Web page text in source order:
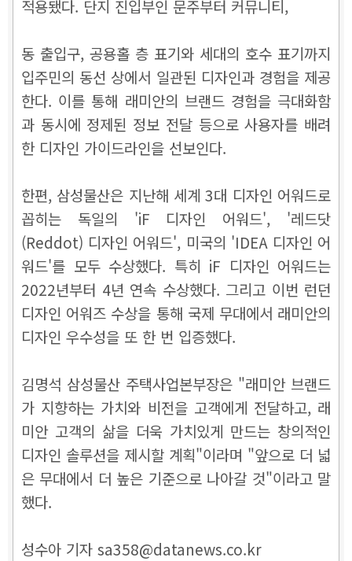
적용됐다. 단지 진입부인 문주부터 커뮤니티,
동 출입구, 공용홀 층 표기와 세대의 호수 표기까지
입주민의 동선 상에서 일관된 디자인과 경험을 제공
한다. 이를 통해 래미안의 브랜드 경험을 극대화함
과 동시에 정제된 정보 전달 등으로 사용자를 배려
한 디자인 가이드라인을 선보인다.
한편, 삼성물산은 지난해 세계 3대 디자인 어워드로
꼽히는 독일의 'iF 디자인 어워드', '레드닷
(Reddot) 디자인 어워드', 미국의 'IDEA 디자인 어
워드'를 모두 수상했다. 특히 iF 디자인 어워드는
2022년부터 4년 연속 수상했다. 그리고 이번 런던
디자인 어워즈 수상을 통해 국제 무대에서 래미안의
디자인 우수성을 또 한 번 입증했다.
김명석 삼성물산 주택사업본부장은 "래미안 브랜드
가 지향하는 가치와 비전을 고객에게 전달하고, 래
미안 고객의 삶을 더욱 가치있게 만드는 창의적인
디자인 솔루션을 제시할 계획"이라며 "앞으로 더 넓
은 무대에서 더 높은 기준으로 나아갈 것"이라고 말
했다.
성수아 기자 sa358@datanews.co.kr